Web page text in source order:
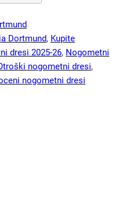
Dortmund, Kupite
dresi 2025-26, Nogometni
nogometni dresi
nogometni dresi